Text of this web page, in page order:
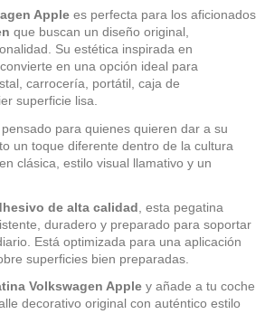
Applees perfecta para los aficionados
que buscan un diseño original,
Su estética inspirada en
en una opción ideal para
carrocería, portátil, caja de
superficie lisa.
para quienes quieren dar a su
un toque diferente dentro de la cultura
clásica, estilo visual llamativo y un
de alta calidad , esta pegatina
duradero y preparado para soportar
Está optimizada para una aplicación
superficies bien preparadas.
Volkswagen Appley añade a tu coche
decorativo original con auténtico estilo